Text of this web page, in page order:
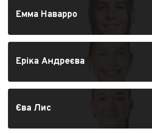
Емма Наварро
Еріка Андреєва
Єва Лис